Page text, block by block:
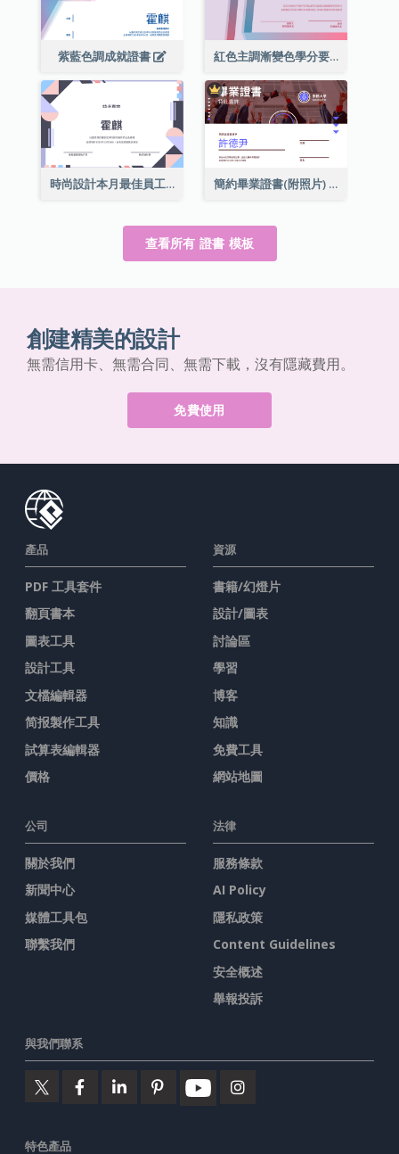
紫藍色調成就證書 紅色主調漸變色學分要求成就證書
時尚設計本月最佳員工證書 簡約畢業證書(附照片)
查看所有 證書 模板
創建精美的設計
無需信用卡、無需合同、無需下載，沒有隱藏費用。
免費使用
產品
PDF 工具套件
翻頁書本
圖表工具
設計工具
文檔編輯器
简报製作工具
試算表編輯器
價格
資源
書籍/幻燈片
設計/圖表
討論區
學習
博客
知識
免費工具
網站地圖
公司
關於我們
新聞中心
媒體工具包
聯繫我們
法律
服務條款
AI Policy
隱私政策
Content Guidelines
安全概述
舉報投訴
與我們聯系
特色產品